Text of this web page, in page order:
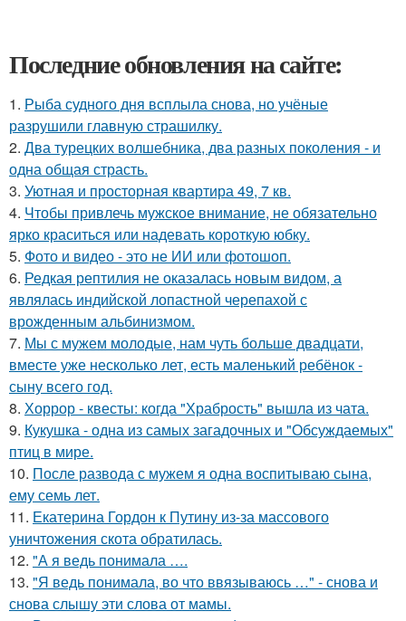
Последние обновления на сайте:
1. Рыба судного дня всплыла снова, но учёные
разрушили главную страшилку.
2. Два турецких волшебника, два разных поколения - и
одна общая страсть.
3. Уютная и просторная квартира 49, 7 кв.
4. Чтобы привлечь мужское внимание, не обязательно
ярко краситься или надевать короткую юбку.
5. Фото и видео - это не ИИ или фотошоп.
6. Редкая рептилия не оказалась новым видом, а
являлась индийской лопастной черепахой с
врожденным альбинизмом.
7. Мы с мужем молодые, нам чуть больше двадцати,
вместе уже несколько лет, есть маленький ребёнок -
сыну всего год.
8. Хоррор - квесты: когда "Храбрость" вышла из чата.
9. Кукушка - одна из самых загадочных и "Обсуждаемых"
птиц в мире.
10. После развода с мужем я одна воспитываю сына,
ему семь лет.
11. Екатерина Гордон к Путину из-за массового
уничтожения скота обратилась.
12. "А я ведь понимала ….
13. "Я ведь понимала, во что ввязываюсь …" - снова и
снова слышу эти слова от мамы.